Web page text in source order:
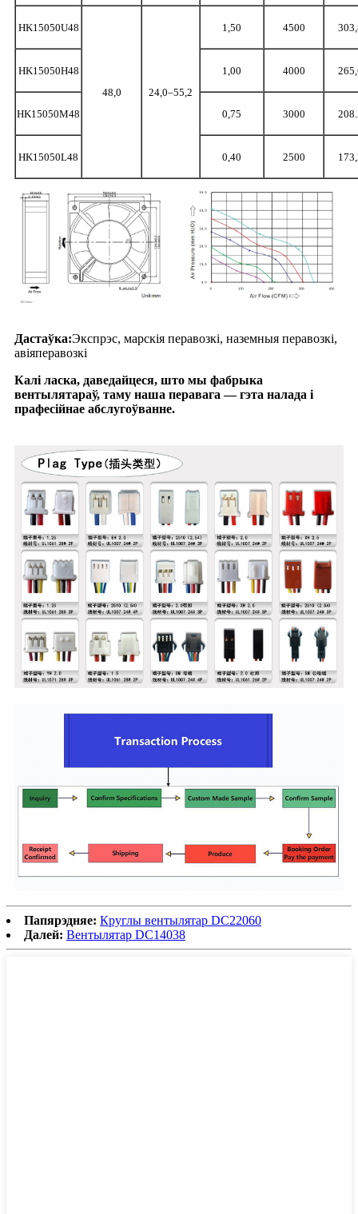
HK15050U48
48,0 24,0–55,2
1,50 4500
HK15050H48 1,00 4000
HK15050M48 0,75 3000
HK15050L48 0,40 2500
Дастаўка:Экспрэс, марскія перавозкі, наземныя перавозкі,
авіяперавозкі
Калі ласка, даведайцеся, што мы фабрыка
вентылятараў, таму наша перавага — гэта налада і
прафесійнае абслугоўванне.
Папярэдняе: Круглы вентылятар DC22060
Далей: Вентылятар DC14038